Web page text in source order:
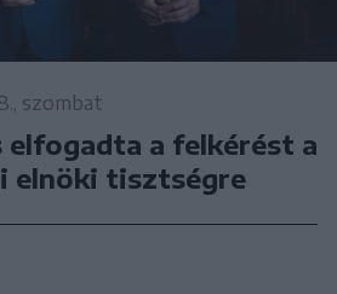
szombat
elfogadta a felkérést a
elnöki tisztségre